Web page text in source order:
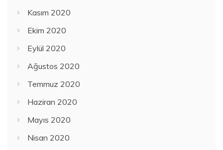
Kasım 2020
Ekim 2020
Eylül 2020
Ağustos 2020
Temmuz 2020
Haziran 2020
Mayıs 2020
Nisan 2020